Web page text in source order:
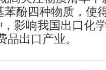
酚四种物质，使
影响我国出口化
出口产业。